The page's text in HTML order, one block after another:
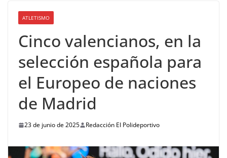
ATLETISMO
Cinco valencianos, en la
selección española para
el Europeo de naciones
de Madrid
23 de junio de 2025 Redacción El Polideportivo